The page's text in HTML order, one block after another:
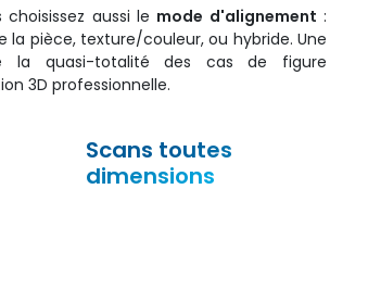
aussi le mode d'alignement :
la pièce, texture/couleur, ou hybride. Une
la quasi-totalité des cas de figure
3D professionnelle.
Scans toutes
dimensions